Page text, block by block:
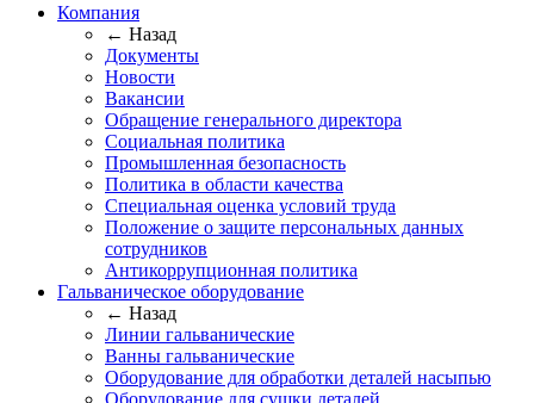
Компания
← Назад
Документы
Новости
Вакансии
Обращение генерального директора
Социальная политика
Промышленная безопасность
Политика в области качества
Специальная оценка условий труда
Положение о защите персональных данных
сотрудников
Антикоррупционная политика
Гальваническое оборудование
← Назад
Линии гальванические
Ванны гальванические
Оборудование для обработки деталей насыпью
Оборудование для сушки деталей